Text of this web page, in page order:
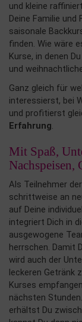
und kleine
Deine Familie und
saisonale
finden. Wie wäre
Kurse, in denen
und
Ganz gleich für
interessierst, bei
und profitierst
Erfahrung
Mit Spaß,
Nachspeisen,
Als Teilnehmer
schrittweise an
auf Deine
integriert Dich in
ausgewogene
herrschen. Damit
wird auch der
leckeren Getränk
Kurses
nächsten
erhältst Du